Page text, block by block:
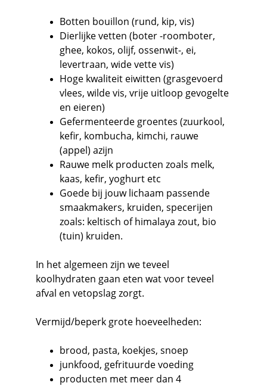
Botten bouillon (rund, kip, vis)
Dierlijke vetten (boter -roomboter,
ghee, kokos, olijf, ossenwit-, ei,
levertraan, wide vette vis)
Hoge kwaliteit eiwitten (grasgevoerd
vlees, wilde vis, vrije uitloop gevogelte
en eieren)
Gefermenteerde groentes (zuurkool,
kefir, kombucha, kimchi, rauwe
(appel) azijn
Rauwe melk producten zoals melk,
kaas, kefir, yoghurt etc
Goede bij jouw lichaam passende
smaakmakers, kruiden, specerijen
zoals: keltisch of himalaya zout, bio
(tuin) kruiden.
In het algemeen zijn we teveel
koolhydraten gaan eten wat voor teveel
afval en vetopslag zorgt.
Vermijd/beperk grote hoeveelheden:
brood, pasta, koekjes, snoep
junkfood, gefrituurde voeding
producten met meer dan 4